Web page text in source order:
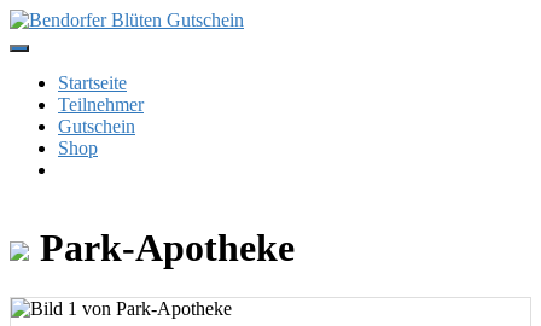
Skip
to
Startseite
Teilnehmer
Gutschein
Shop
Park-Apotheke